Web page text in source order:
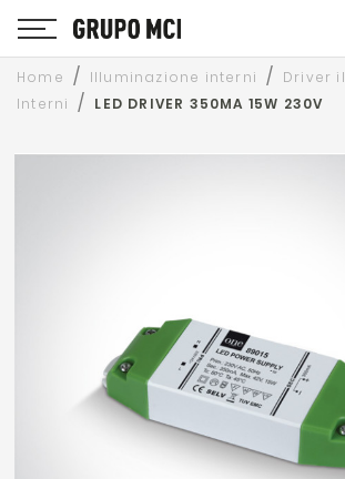
Home Illuminazione interni
Driver
Interni
LED DRIVER 350MA 15W 230V